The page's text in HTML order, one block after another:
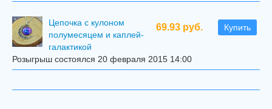
69.93 руб. Купить
Цепочка с кулоном
полумесяцем и каплей-
галактикой
Розыгрыш состоялся 20 февраля 2015 14:00